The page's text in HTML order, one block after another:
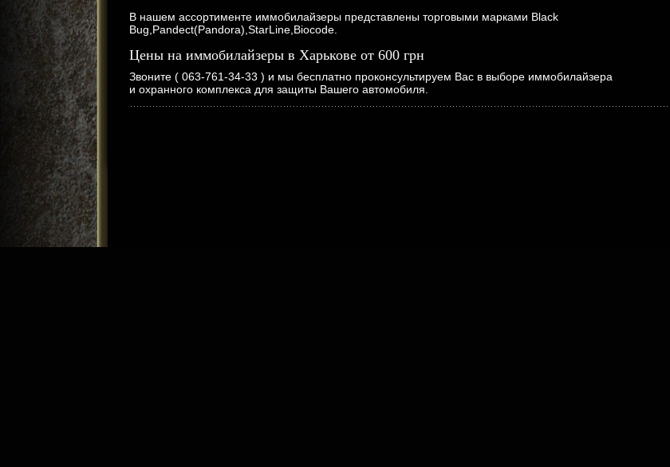
В нашем ассортименте иммобилайзеры представлены торговыми марками Black
Bug,Pandect(Pandora),StarLine,Biocode.
Цены на иммобилайзеры в Харькове от 600 грн
Звоните ( 063-761-34-33 ) и мы бесплатно проконсультируем Вас в выборе иммобилайзера
и охранного комплекса для защиты Вашего автомобиля.